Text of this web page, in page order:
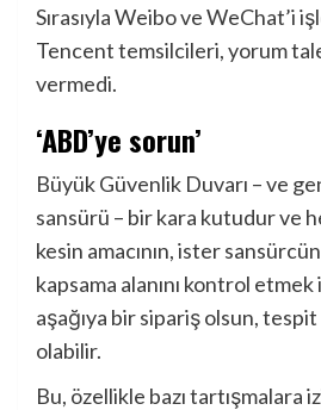
Sırasıyla Weibo ve WeChat’i
Tencent temsilcileri, yorum
vermedi.
‘ABD’ye sorun’
Büyük Güvenlik Duvarı – ve
sansürü – bir kara kutudur ve
kesin amacının, ister
kapsama alanını kontrol etmek
aşağıya bir sipariş olsun,
olabilir.
Bu, özellikle bazı tartışmalara